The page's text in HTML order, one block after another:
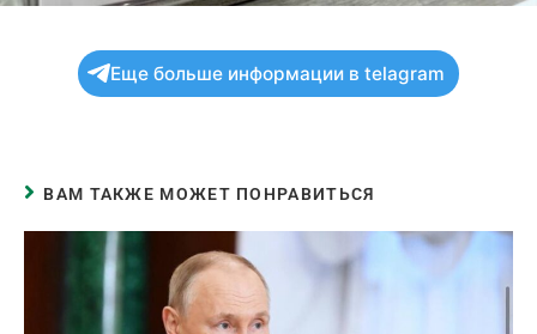
Еще больше информации в telagram
ВАМ ТАКЖЕ МОЖЕТ ПОНРАВИТЬСЯ